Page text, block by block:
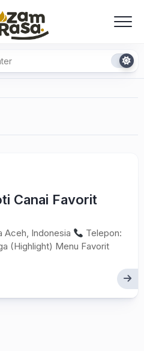
Canai Favorit
Aceh, Indonesia
Telepon:
(Highlight) Menu Favorit